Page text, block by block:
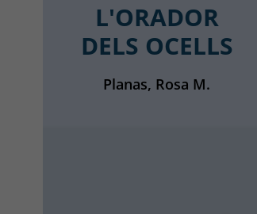
L'ORADOR
DELS OCELLS
Planas, Rosa M.